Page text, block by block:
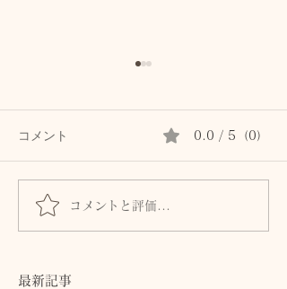
皮膚は「露出した脳」
コメント 0.0 / 5（0）
コメントと評価...
最新記事